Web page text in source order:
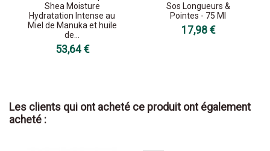
Shea Moisture
Hydratation Intense au
Miel de Manuka et huile
de...
53,64 €
Sos Longueurs &
Pointes - 75 Ml
17,98 €
Les clients qui ont acheté ce produit ont également
acheté :